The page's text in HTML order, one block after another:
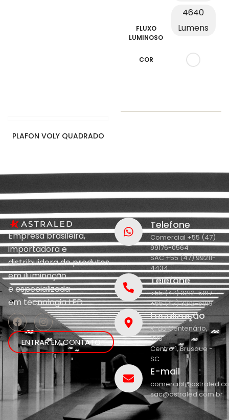
FLUXO
LUMINOSO
4640
Lumens
COR
PLAFON VOLY QUADRADO
Empresa brasileira,
importadora e
distribuidora de produtos
em iluminação
eespecializada
emtecnologia LED.
ENTRAR EM CONTATO
Telefone
Comercial +55 (47)
99176-0564
SAC +55 (47) 99211-
4434
Telefone
+55 (47) 3212-5017
+55 (47) 3212-5019
Localização
R. do Centenário,
208
Centro 1, Brusque -
SC
E-mail
sac@astraled.com.br